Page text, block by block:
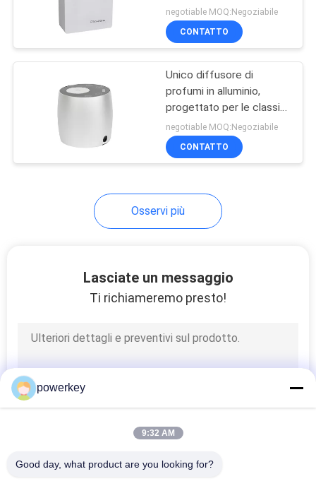
diffusore di
profumo di grande
area
diffusore del
diffusore elettrico
dell'aroma
Umidificatore
negotiable MOQ:Negoziabile
CONTATTO
Unico diffusore di
profumi in alluminio,
progettato per le classi
di yoga.
negotiable MOQ:Negoziabile
CONTATTO
Osservi più
Lasciate un messaggio
Ti richiameremo presto!
powerkey
9:32 AM
Good day, what product are you looking for?